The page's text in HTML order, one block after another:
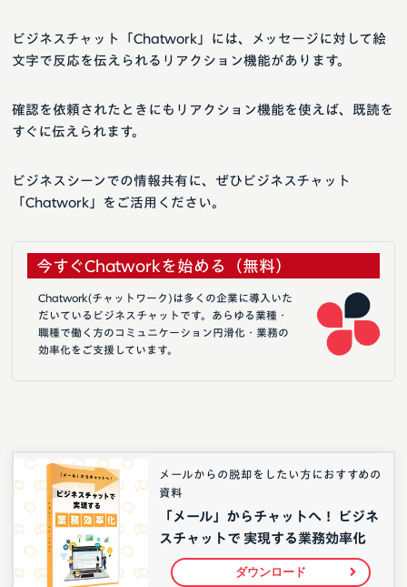
ビジネスチャット「Chatwork」には、メッセージに対して絵
文字で反応を伝えられるリアクション機能があります。
確認を依頼されたときにもリアクション機能を使えば、既読を
すぐに伝えられます。
ビジネスシーンでの情報共有に、ぜひビジネスチャット
「Chatwork」をご活用ください。
今すぐChatworkを始める（無料）
Chatwork(チャットワーク)は多くの企業に導入いた
だいているビジネスチャットです。あらゆる業種・
職種で働く方のコミュニケーション円滑化・業務の
効率化をご支援しています。
メールからの脱却をしたい方におすすめの
資料
「メール」からチャットへ！ ビジネ
スチャットで 実現する業務効率化
ダウンロード